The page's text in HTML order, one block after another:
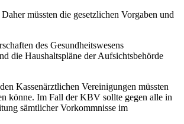
müssten die gesetzlichen Vorgaben und
des Gesundheitswesens
die Haushaltspläne der Aufsichtsbehörde
Kassenärztlichen Vereinigungen müssten
könne. Im Fall der KBV sollte gegen alle in
sämtlicher Vorkommnisse im